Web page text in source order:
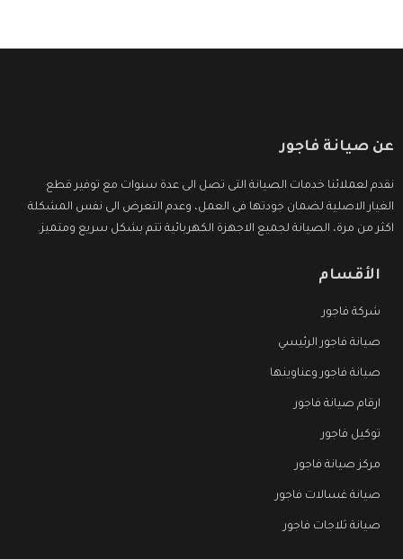
عن صيانة فاجور
نقدم لعملائنا خدمات الصيانة التى تصل الى عدة سنوات مع توفير قطع
الغيار الاصلية لضمان جودتها فى العمل، وعدم التعرض الى نفس المشكلة
اكثر من مرة، الصيانة لجميع الاجهزة الكهربائية تتم بشكل سريع ومتميز.
الأقسام
شركة فاجور
صيانة فاجور الرئيسي
صيانة فاجور وعناوينها
ارقام صيانة فاجور
توكيل فاجور
مركز صيانة فاجور
صيانة غسالات فاجور
صيانة ثلاجات فاجور